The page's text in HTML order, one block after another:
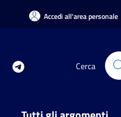
Accedi all'area personale
Cerca